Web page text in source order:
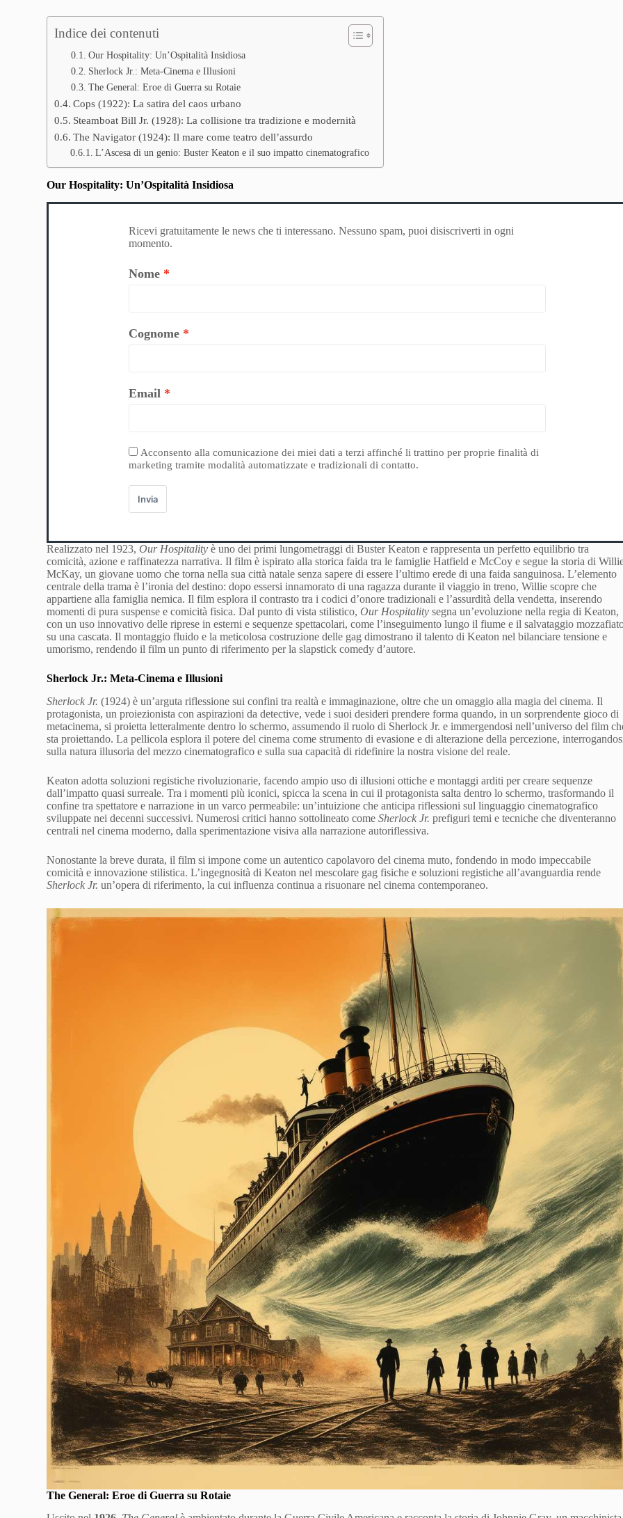
Indice dei contenuti
Our Hospitality: Un’Ospitalità Insidiosa
Sherlock Jr.: Meta-Cinema e Illusioni
The General: Eroe di Guerra su Rotaie
Cops (1922): La satira del caos urbano
Steamboat Bill Jr. (1928): La collisione tra tradizione e modernità
The Navigator (1924): Il mare come teatro dell’assurdo
L’Ascesa di un genio: Buster Keaton e il suo impatto cinematografico
Our Hospitality: Un’Ospitalità Insidiosa
Ricevi gratuitamente le news che ti interessano. Nessuno spam, puoi disiscriverti in ogni
momento.
Nome
Cognome
Email
Acconsento alla comunicazione dei miei dati a terzi affinché li trattino per proprie finalità di
marketing tramite modalità automatizzate e tradizionali di contatto.
Invia
Realizzato nel 1923,Our Hospitality è uno dei primi lungometraggi di Buster Keaton e rappresenta un perfetto equilibrio tra
comicità, azione e raffinatezza narrativa. Il film è ispirato alla storica faida tra le famiglie Hatfield e McCoy e segue la storia di
McKay, un giovane uomo che torna nella sua città natale senza sapere di essere l’ultimo erede di una faida sanguinosa. L’elemento
centrale della trama è l’ironia del destino: dopo essersi innamorato di una ragazza durante il viaggio in treno, Willie scopre che
appartiene alla famiglia nemica. Il film esplora il contrasto tra i codici d’onore tradizionali e l’assurdità della vendetta, inserendo
momenti di pura suspense e comicità fisica. Dal punto di vista stilistico,Our Hospitality segna un’evoluzione nella regia di Keaton,
con un uso innovativo delle riprese in esterni e sequenze spettacolari, come l’inseguimento lungo il fiume e il salvataggio
su una cascata. Il montaggio fluido e la meticolosa costruzione delle gag dimostrano il talento di Keaton nel bilanciare tensione e
umorismo, rendendo il film un punto di riferimento per la slapstick comedy d’autore.
Sherlock Jr.: Meta-Cinema e Illusioni
Sherlock Jr. (1924) è un’arguta riflessione sui confini tra realtà e immaginazione, oltre che un omaggio alla magia del cinema. Il
protagonista, un proiezionista con aspirazioni da detective, vede i suoi desideri prendere forma quando, in un sorprendente gioco di
metacinema, si proietta letteralmente dentro lo schermo, assumendo il ruolo di Sherlock Jr. e immergendosi nell’universo del film
sta proiettando. La pellicola esplora il potere del cinema come strumento di evasione e di alterazione della percezione,
sulla natura illusoria del mezzo cinematografico e sulla sua capacità di ridefinire la nostra visione del reale.
Keaton adotta soluzioni registiche rivoluzionarie, facendo ampio uso di illusioni ottiche e montaggi arditi per creare sequenze
dall’impatto quasi surreale. Tra i momenti più iconici, spicca la scena in cui il protagonista salta dentro lo schermo, trasformando il
confine tra spettatore e narrazione in un varco permeabile: un’intuizione che anticipa riflessioni sul linguaggio cinematografico
sviluppate nei decenni successivi. Numerosi critici hanno sottolineato comeSherlock Jr. prefiguri temi e tecniche che diventeranno
centrali nel cinema moderno, dalla sperimentazione visiva alla narrazione autoriflessiva.
Nonostante la breve durata, il film si impone come un autentico capolavoro del cinema muto, fondendo in modo impeccabile
comicità e innovazione stilistica. L’ingegnosità di Keaton nel mescolare gag fisiche e soluzioni registiche all’avanguardia rende
Sherlock Jr. un’opera di riferimento, la cui influenza continua a risuonare nel cinema contemporaneo.
The General: Eroe di Guerra su Rotaie